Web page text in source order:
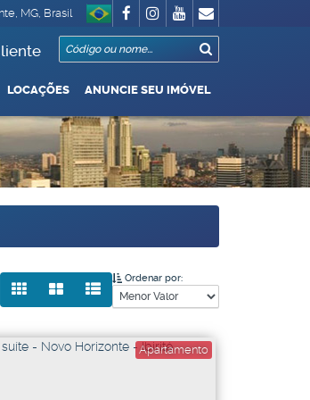
, MG, Brasil
ANUNCIE SEU IMÓVEL
LOCAÇÕES
Ordenar por:
Apartamento